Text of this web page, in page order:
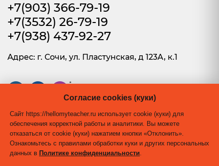
+7(903) 366-79-19
+7(3532) 26-79-19
+7(938) 437-92-27
Адрес: г. Сочи, ул. Пластунская, д 123А, к.1
*
экстремистской, её деятельность запрещена на территории России.
© 2026 Hello, my teacher! Студия
иностранных языков
Согласие cookies (куки)
Сайт https://hellomyteacher.ru использует cookie (куки) для
обеспечения корректной работы и аналитики. Вы можете
отказаться от cookie (куки) нажатием кнопки «Отклонить».
Ознакомьтесь с правилами обработки куки и других персональных
данных в Политике конфиденциальности.